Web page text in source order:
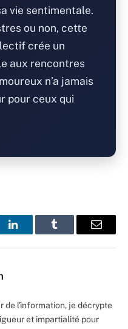
vie sentimentale.
ou non, cette
crée un
aux rencontres
n’a jamais
pour ceux qui
LinkedInTumblr Email
de l'information, je décrypte
et impartialité pour